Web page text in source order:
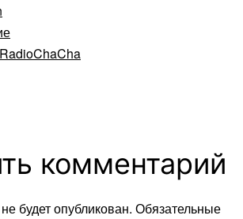
RadioChaCha
комментарий
будет опубликован. Обязательные